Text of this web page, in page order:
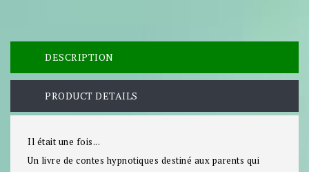
DESCRIPTION
PRODUCT DETAILS
Il était une fois...
Un livre de contes hypnotiques destiné aux parents qui